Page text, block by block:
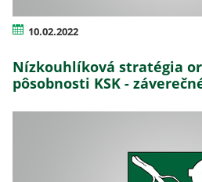
10.02.2022
Nízkouhlíková stratégia
pôsobnosti KSK -